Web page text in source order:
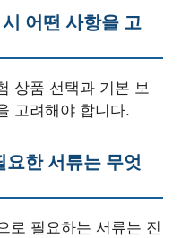
어떤 사항을 고
상품 선택과 기본 보
고려해야 합니다.
한 서류는 무엇
로 필요하는 서류는 진